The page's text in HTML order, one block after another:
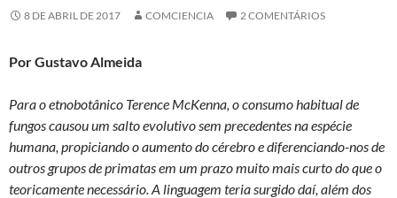
8 DE ABRIL DE 2017 COMCIENCIA 2 COMENTÁRIOS
Por Gustavo Almeida
Para oetnobotânico Terence McKenna, o consumo habitual de
fungos causou um salto evolutivo sem precedentes na espécie
humana, propiciando o aumento do cérebro e diferenciando-nos de
outros grupos de primatas em um prazo muito mais curto do que o
teoricamente necessário. A linguagem teria surgido daí, além dos